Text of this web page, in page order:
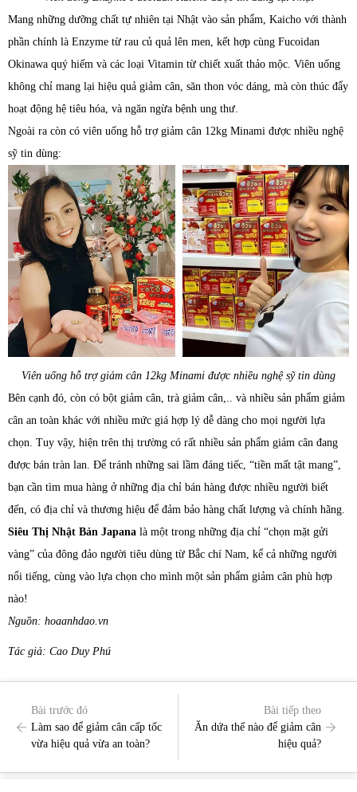
Mang những dưỡng chất tự nhiên tại Nhật vào sản phẩm, Kaicho với thành
phần chính là Enzyme từ rau củ quả lên men, kết hợp cùng Fucoidan
Okinawa quý hiếm và các loại Vitamin từ chiết xuất thảo mộc. Viên uống
không chỉ mang lại hiệu quả giảm cân, săn thon vóc dáng, mà còn thúc đẩy
hoạt động hệ tiêu hóa, và ngăn ngừa bệnh ung thư.
Ngoài ra còn có viên uống hỗ trợ giảm cân 12kg Minami được nhiều nghệ
sỹ tin dùng:
Viên uống hỗ trợ giảm cân 12kg Minami được nhiều nghệ sỹ tin dùng
Bên cạnh đó, còn có bột giảm cân, trà giảm cân,.. và nhiều sản phẩm giảm
cân an toàn khác với nhiều mức giá hợp lý dễ dàng cho mọi người lựa
chọn. Tuy vậy, hiện trên thị trường có rất nhiều sản phẩm giảm cân đang
được bán tràn lan. Để tránh những sai lầm đáng tiếc, “tiền mất tật mang”,
bạn cần tìm mua hàng ở những địa chỉ bán hàng được nhiều người biết
đến, có địa chỉ và thương hiệu để đảm bảo hàng chất lượng và chính hãng.
Siêu Thị Nhật Bản Japana là một trong những địa chỉ “chọn mặt gửi
vàng” của đông đảo người tiêu dùng từ Bắc chí Nam, kể cả những người
nổi tiếng, cùng vào lựa chọn cho mình một sản phẩm giảm cân phù hợp
nào!
Nguồn: hoaanhdao.vn
Tác giả: Cao Duy Phú
Bài trước đó
Làm sao để giảm cân cấp tốc
vừa hiệu quả vừa an toàn?
Bài tiếp theo
Ăn dứa thế nào để giảm cân
hiệu quả?